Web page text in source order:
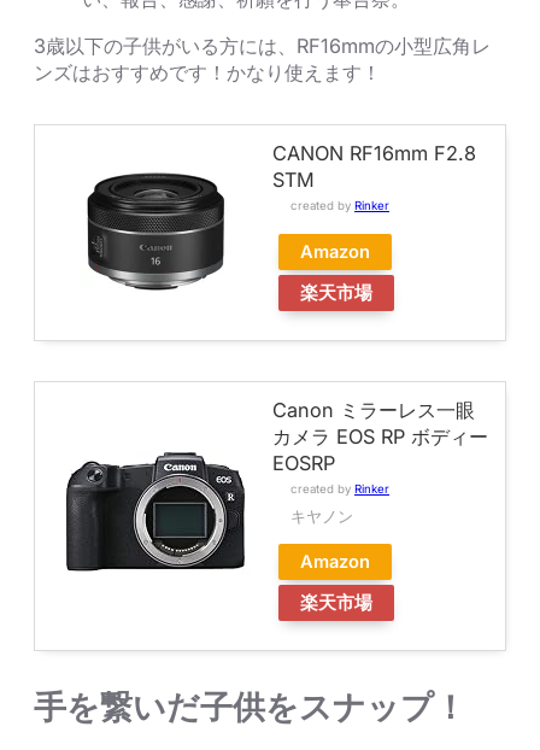
3歳以下の子供がいる方には、RF16mmの小型広角レ
ンズはおすすめです！かなり使えます！
CANON RF16mm F2.8
STM
created by Rinker
Amazon
楽天市場
Canon ミラーレス一眼
カメラ EOS RP ボディー
EOSRP
created by Rinker
キヤノン
Amazon
楽天市場
手を繋いだ子供をスナップ！